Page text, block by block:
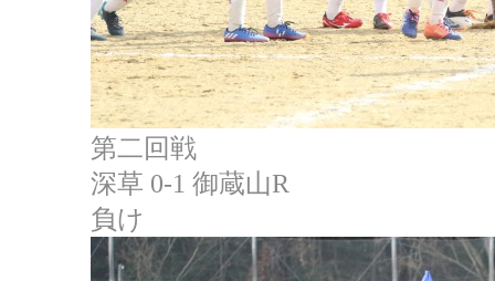
第二回戦
深草 0-1 御蔵山R
負け